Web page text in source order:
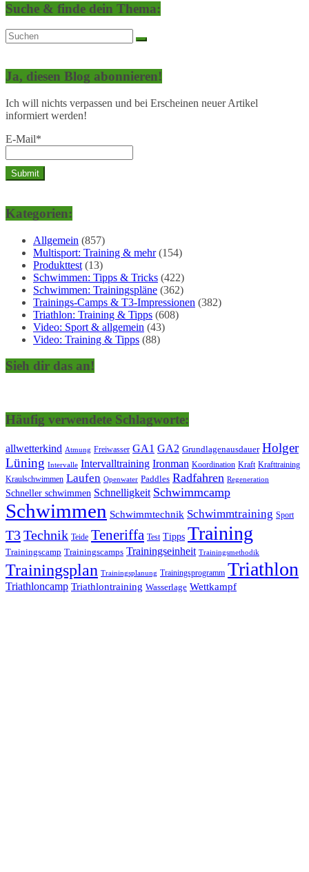
Suche & finde dein Thema:
Ja, diesen Blog abonnieren!
Ich will nichts verpassen und bei Erscheinen neuer Artikel
informiert werden!
E-Mail*
Kategorien:
Allgemein (857)
Multisport: Training & mehr(154)
Produkttest (13)
Schwimmen: Tipps & Tricks (422)
Schwimmen: Trainingspläne (362)
Trainings-Camps & T3-Impressionen (382)
Triathlon: Training & Tipps (608)
Video: Sport & allgemein (43)
Video: Training & Tipps (88)
Sieh dir das an!
Häufig verwendete Schlagworte:
allwetterkind Atmung Freiwasser GA1 GA2 Grundlagenausdauer Holger
Lüning Intervalle Intervalltraining Ironman Koordination Kraft Krafttraining
Kraulschwimmen Laufen Openwater Paddles Radfahren Regeneration
Schneller schwimmen Schnelligkeit Schwimmcamp
Schwimmen Schwimmtechnik Schwimmtraining Sport
T3Technik Teide Teneriffa Test Tipps Training
Trainingscamp Trainingscamps Trainingseinheit Trainingsmethodik
Trainingsplan Trainingsplanung Trainingsprogramm Triathlon
Triathloncamp Triathlontraining Wasserlage Wettkampf